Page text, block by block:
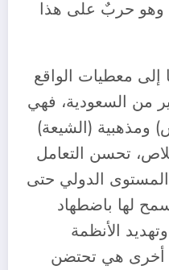
وهو حربٌ على هذا
إلى معطيات الواقع
من السعودية، فهي
ومذهبية (الشيعة)
تحسن التعامل
الدولي حتى
لها باضطهاد
الأنظمة
أخرى هي تحتضن